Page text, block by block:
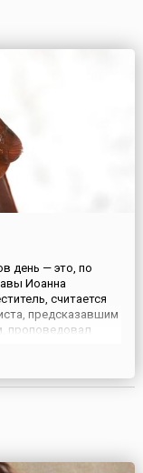
день — это, по
Иоанна
считается
предсказавшим
проповедовал